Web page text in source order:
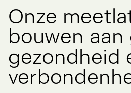
Onze
bouwen aan
gezondheid